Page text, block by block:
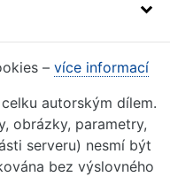
– více informací
autorským dílem.
obrázky, parametry,
serveru) nesmí být
bez výslovného